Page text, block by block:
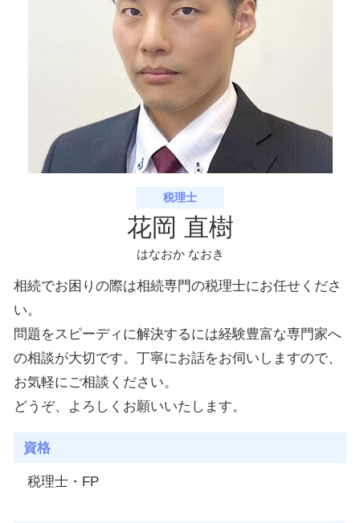
税理士
花岡 直樹
はなおか なおき
相続でお困りの際は相続専門の税理士にお任せくださ
い。
問題をスピーディに解決するには経験豊富な専門家へ
の相談が大切です。丁寧にお話をお伺いしますので、
お気軽にご相談ください。
どうぞ、よろしくお願いいたします。
資格
税理士・FP